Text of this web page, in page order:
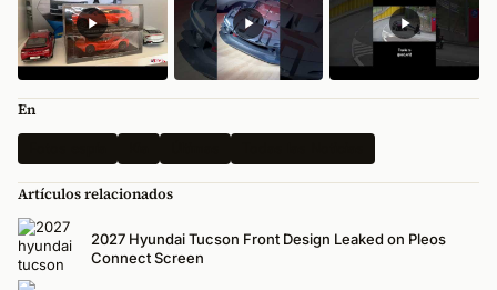
En
Artículos relacionados
2027 Hyundai Tucson Front Design Leaked on Pleos
Connect Screen